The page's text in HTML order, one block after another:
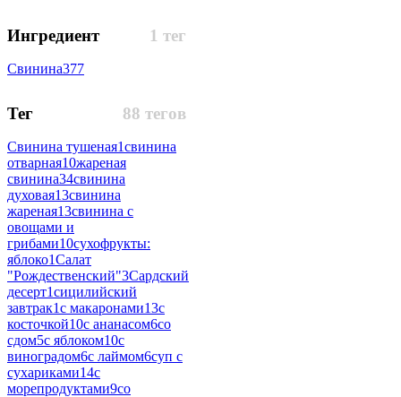
1 тег
Ингредиент
Свинина377
88 тегов
Тег
Свинина тушеная1свинина
отварная10жареная
свинина34свинина
духовая13свинина
жареная13свинина с
овощами и
грибами10сухофрукты:
яблоко1Салат
"Рождественский"3Сардский
десерт1сицилийский
завтрак1с макаронами13с
косточкой10с ананасом6со
сдом5с яблоком10с
виноградом6с лаймом6суп с
сухариками14с
морепродуктами9со